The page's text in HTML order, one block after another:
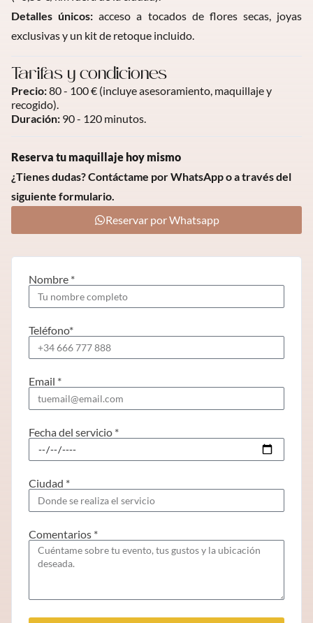
Detalles únicos:acceso a tocados de flores secas, joyas
exclusivas y un kit de retoque incluido.
Tarifas y condiciones
Precio:80 - 100 € (incluye asesoramiento, maquillaje y
recogido).
Duración: 90 - 120 minutos.
Reserva tu maquillaje hoy mismo
¿Tienes dudas? Contáctame por WhatsApp o a través del
siguiente formulario.
Reservar por Whatsapp
Nombre *
Teléfono*
Email *
Fecha del servicio *
Ciudad *
Comentarios *